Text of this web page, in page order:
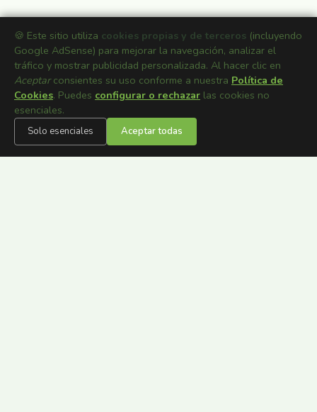
🍪 Este sitio utiliza cookies propias y de terceros (incluyendo
Google AdSense) para mejorar la navegación, analizar el
tráfico y mostrar publicidad personalizada. Al hacer clic en
Aceptarconsientes su uso conforme a nuestra Política de
Cookies. Puedes configurar o rechazar las cookies no
esenciales.
Solo esenciales Aceptar todas